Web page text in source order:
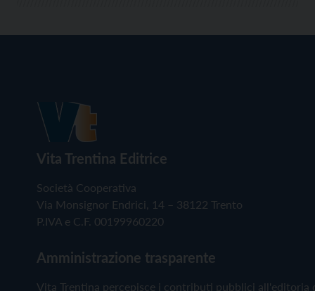
Vita Trentina Editrice
Società Cooperativa
Via Monsignor Endrici, 14 – 38122 Trento
P.IVA e C.F. 00199960220
Amministrazione trasparente
Vita Trentina percepisce i contributi pubblici all'editoria